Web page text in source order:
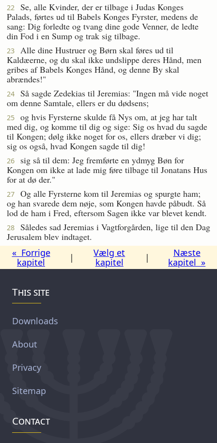
22
Se, alle Kvinder, der er tilbage i Judas Konges
Palads, førtes ud til Babels Konges Fyrster, medens de
sang: Dig forledte og tvang dine gode Venner, de ledte
din Fod i en Sump og trak sig tilbage.
23
Alle dine Hustruer og Børn skal føres ud til
Kaldæerne, og du skal ikke undslippe deres Hånd, men
gribes af Babels Konges Hånd, og denne By skal
abrændes!"
24
Så sagde Zedekias til Jeremias: "Ingen må vide noget
om denne Samtale, ellers er du dødsens;
25
og hvis Fyrsterne skulde få Nys om, at jeg har talt
med dig, og komme til dig og sige: Sig os hvad du sagde
til Kongen; dølg ikke noget for os, ellers dræber vi dig;
sig os også, hvad Kongen sagde til dig!
26
sig så til dem: Jeg fremførte en ydmyg Bøn for
Kongen om ikke at lade mig føre tilbage til Jonatans Hus
for at dø der."
27
Og alle Fyrsterne kom til Jeremias og spurgte ham;
og han svarede dem nøje, som Kongen havde påbudt. Så
lod de ham i Fred, eftersom Sagen ikke var blevet kendt.
28
Således sad Jeremias i Vagtforgården, lige til den Dag
Jerusalem blev indtaget.
« Forrige
kapitel
|
Vælg et
kapitel
|
Næste
kapitel »
This site
Downloads
About
Privacy
Sitemap
Contact